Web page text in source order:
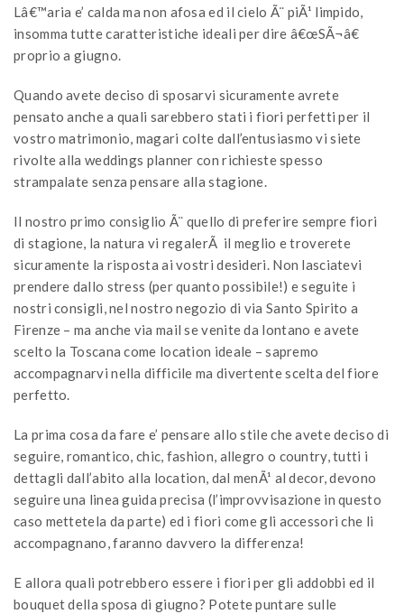
Lâ€™aria e’ calda ma non afosa ed il cielo Ã¨ piÃ¹ limpido,
insomma tutte caratteristiche ideali per dire â€œSÃ¬â€
proprio a giugno.
Quando avete deciso di sposarvi sicuramente avrete
pensato anche a quali sarebbero stati i fiori perfetti per il
vostro matrimonio, magari colte dall’entusiasmo vi siete
rivolte alla weddings planner con richieste spesso
strampalate senza pensare alla stagione.
Il nostro primo consiglio Ã¨ quello di preferire sempre fiori
di stagione, la natura vi regalerÃ il meglio e troverete
sicuramente la risposta ai vostri desideri. Non lasciatevi
prendere dallo stress (per quanto possibile!) e seguite i
nostri consigli, nel nostro negozio di via Santo Spirito a
Firenze – ma anche via mail se venite da lontano e avete
scelto la Toscana come location ideale – sapremo
accompagnarvi nella difficile ma divertente scelta del fiore
perfetto.
La prima cosa da fare e’ pensare allo stile che avete deciso di
seguire, romantico, chic, fashion, allegro o country, tutti i
dettagli dall’abito alla location, dal menÃ¹ al decor, devono
seguire una linea guida precisa (l’improvvisazione in questo
caso mettetela da parte) ed i fiori come gli accessori che li
accompagnano, faranno davvero la differenza!
E allora quali potrebbero essere i fiori per gli addobbi ed il
bouquet della sposa di giugno? Potete puntare sulle